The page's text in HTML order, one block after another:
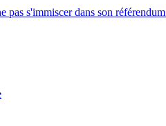
s'immiscer dans son